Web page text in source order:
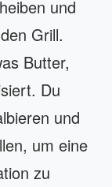
und
Grill.
Butter,
Du
und
um eine
zu